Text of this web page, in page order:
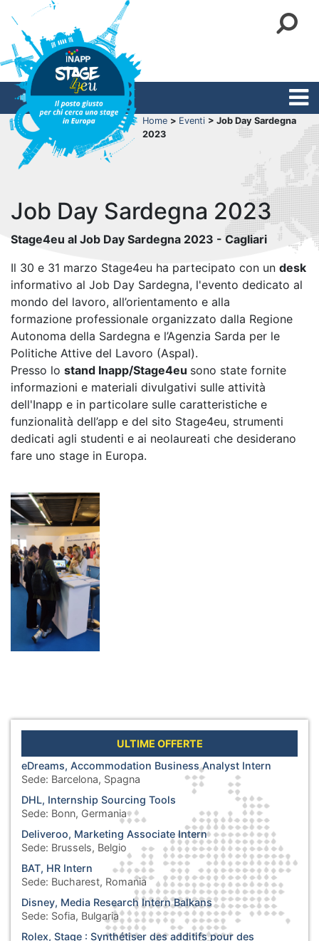
Home > Eventi > Job Day Sardegna
2023
ULTIME OFFERTE
eDreams, Accommodation Business Analyst Intern
Sede: Barcelona, Spagna
DHL, Internship Sourcing Tools
Sede: Bonn, Germania
Deliveroo, Marketing Associate Intern
Sede: Brussels, Belgio
BAT, HR Intern
Sede: Bucharest, Romania
Disney, Media Research Intern Balkans
Sede: Sofia, Bulgaria
Rolex, Stage : Synthétiser des additifs pour des
Job Day Sardegna 2023
Stage4eu al Job Day Sardegna 2023 - Cagliari
Il 30 e 31 marzo Stage4eu ha partecipato con un desk
informativo al Job Day Sardegna, l'evento dedicato al
mondo del lavoro, all’orientamento e alla
formazione professionale organizzato dalla Regione
Autonoma della Sardegna e l’Agenzia Sarda per le
Politiche Attive del Lavoro (Aspal).
Presso lo stand Inapp/Stage4eu sono state fornite
informazioni e materiali divulgativi sulle attività
dell'Inapp e in particolare sulle caratteristiche e
funzionalità dell’app e del sito Stage4eu, strumenti
dedicati agli studenti e ai neolaureati che desiderano
fare uno stage in Europa.